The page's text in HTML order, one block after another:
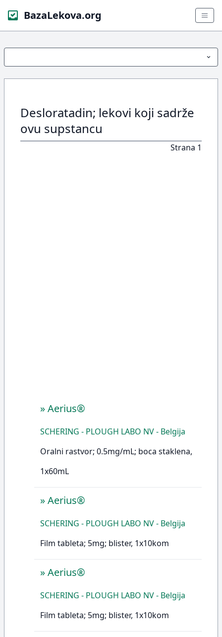
BazaLekova.org
Desloratadin; lekovi koji sadrže
ovu supstancu
Strana 1
»Aerius®
SCHERING - PLOUGH LABO NV - Belgija
Oralni rastvor; 0.5mg/mL; boca staklena,
1x60mL
»Aerius®
SCHERING - PLOUGH LABO NV - Belgija
Film tableta; 5mg; blister, 1x10kom
»Aerius®
SCHERING - PLOUGH LABO NV - Belgija
Film tableta; 5mg; blister, 1x10kom